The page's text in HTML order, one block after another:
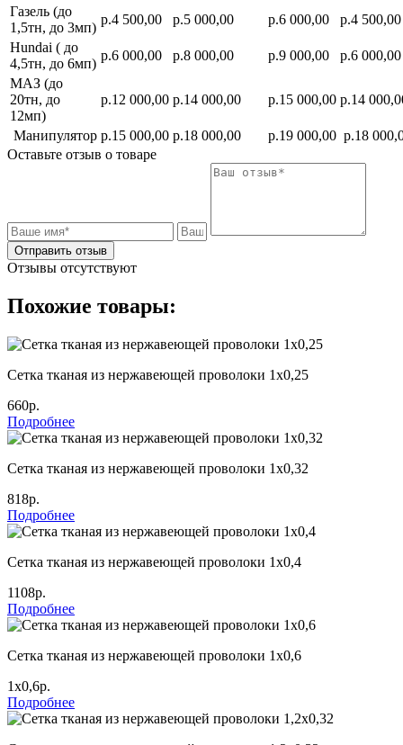
Газель (до
1,5тн, до 3мп)
р.4 500,00 р.5 000,00 р.6 000,00
р.4 500,00
Hundai ( до
4,5тн, до 6мп)
р.6 000,00 р.8 000,00 р.9 000,00
р.6 000,00
МАЗ (до
20тн, до
12мп)
р.12 000,00 р.14 000,00 р.15 000,00 р.14
Манипулятор р.15 000,00 р.18 000,00 р.19 000,00 р.18
Оставьте отзыв о товаре
Отправить отзыв
Отзывы отсутствуют
Похожие товары:
Сетка тканая из нержавеющей проволоки 1х0,25
660р.
Подробнее
Сетка тканая из нержавеющей проволоки 1х0,32
818р.
Подробнее
Сетка тканая из нержавеющей проволоки 1х0,4
1108р.
Подробнее
Сетка тканая из нержавеющей проволоки 1х0,6
1х0,6р.
Подробнее